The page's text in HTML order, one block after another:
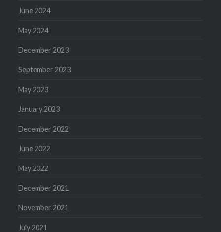
June 2024
May 2024
December 2023
September 2023
May 2023
January 2023
December 2022
June 2022
May 2022
December 2021
November 2021
July 2021